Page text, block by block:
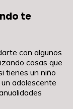
te
con algunos
cosas que
tienes un niño
adolescente